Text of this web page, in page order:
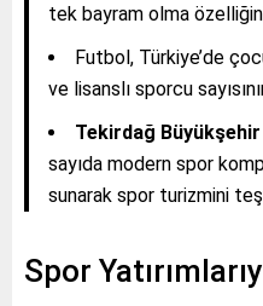
tek bayram olma
Futbol, Türkiye’de
ve lisanslı sporcu
Tekirdağ
sayıda modern spor
sunarak spor turizmini
Spor